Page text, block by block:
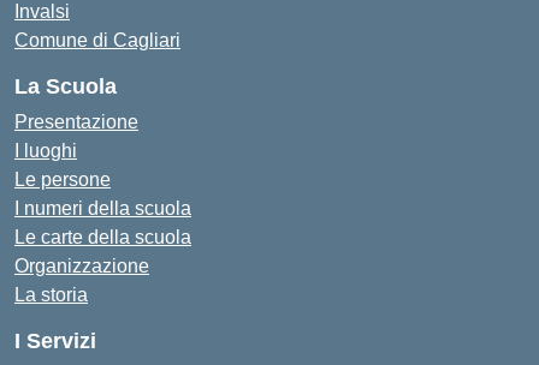
Invalsi
Comune di Cagliari
La Scuola
Presentazione
I luoghi
Le persone
I numeri della scuola
Le carte della scuola
Organizzazione
La storia
I Servizi